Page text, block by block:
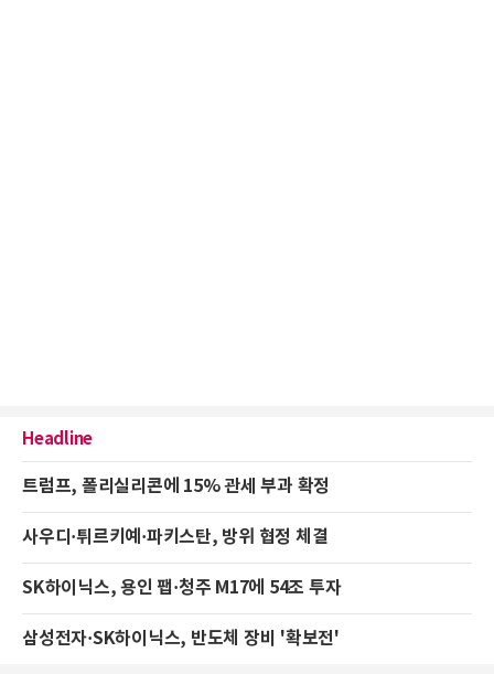
Headline
트럼프, 폴리실리콘에 15% 관세 부과 확정
사우디·튀르키예·파키스탄, 방위 협정 체결
SK하이닉스, 용인 팹·청주 M17에 54조 투자
삼성전자·SK하이닉스, 반도체 장비 '확보전'